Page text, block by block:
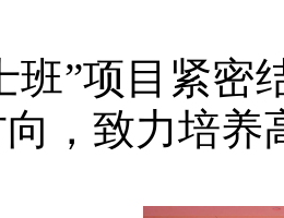
班”项目紧密
，致力培养